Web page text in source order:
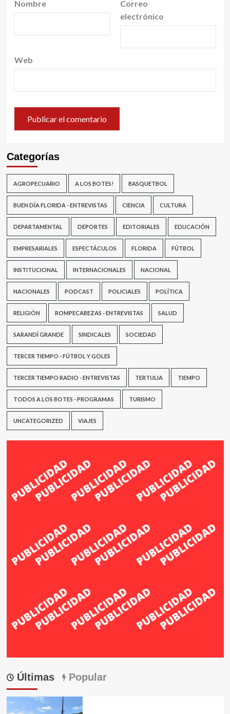
Nombre
Correo
electrónico
Web
Categorías
AGROPECUARIO A LOS BOTES! BASQUETBOL
BUEN DÍA FLORIDA - ENTREVISTAS CIENCIA CULTURA
DEPARTAMENTAL DEPORTES EDITORIALES EDUCACIÓN
EMPRESARIALES ESPECTÁCULOS FLORIDA FÚTBOL
INSTITUCIONAL INTERNACIONALES NACIONAL
NACIONALES PODCAST POLICIALES POLÍTICA
RELIGIÓN ROMPECABEZAS - ENTREVISTAS SALUD
SARANDÍ GRANDE SINDICALES SOCIEDAD
TERCER TIEMPO - FÚTBOL Y GOLES
TERCER TIEMPO RADIO - ENTREVISTAS TERTULIA TIEMPO
TODOS A LOS BOTES - PROGRAMAS TURISMO
UNCATEGORIZED VIAJES
Últimas Popular